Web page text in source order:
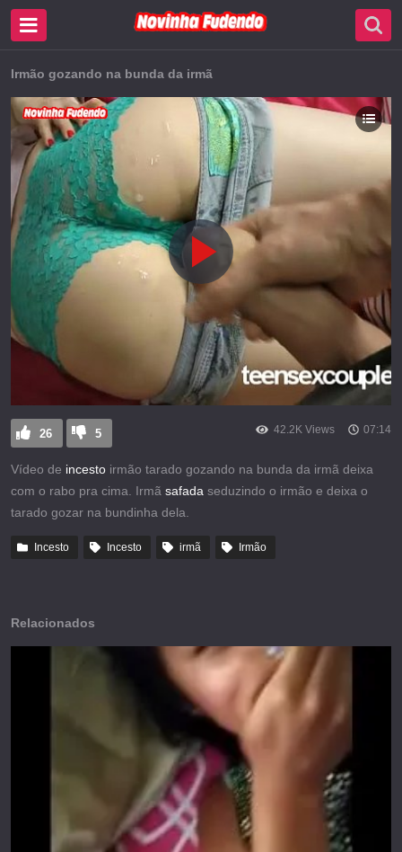
Irmão gozando na bunda da irmã
26 5 42.2K Views 07:14
Vídeo de incesto irmão tarado gozando na bunda da irmã deixa
com o rabo pra cima. Irmã safada seduzindo o irmão e deixa o
tarado gozar na bundinha dela.
Incesto Incesto irmã Irmão
Relacionados